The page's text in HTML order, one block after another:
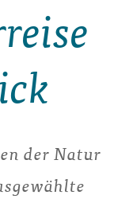
der Natur